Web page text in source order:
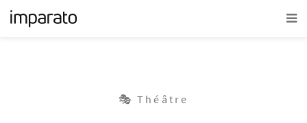
🎭 Théâtre